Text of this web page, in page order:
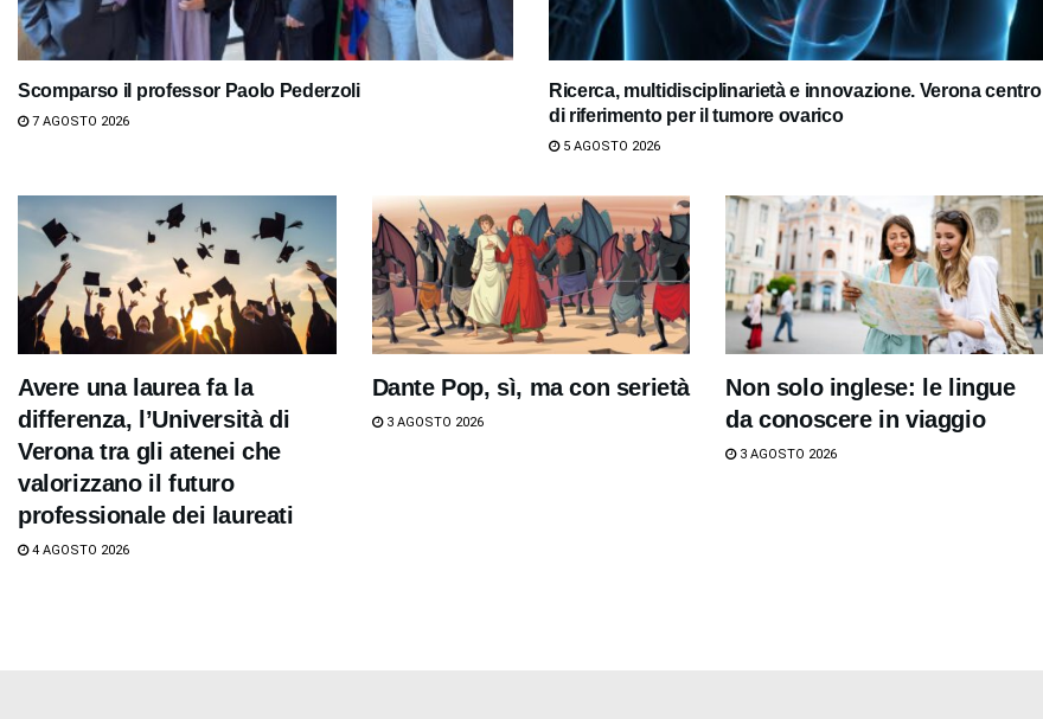
Scomparso il professor Paolo Pederzoli
7 AGOSTO 2026
Ricerca, multidisciplinarietà e innovazione. Verona centro
di riferimento per il tumore ovarico
5 AGOSTO 2026
Avere una laurea fa la
differenza, l’Università di
Verona tra gli atenei che
valorizzano il futuro
professionale dei laureati
4 AGOSTO 2026
Dante Pop, sì, ma con serietà
3 AGOSTO 2026
Non solo inglese: le lingue
da conoscere in viaggio
3 AGOSTO 2026